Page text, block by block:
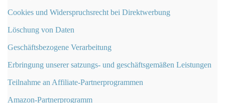
Cookies und Widerspruchsrecht bei Direktwerbung
Löschung von Daten
Geschäftsbezogene Verarbeitung
Erbringung unserer satzungs- und geschäftsgemäßen Leistungen
Teilnahme an Affiliate-Partnerprogrammen
Amazon-Partnerprogramm